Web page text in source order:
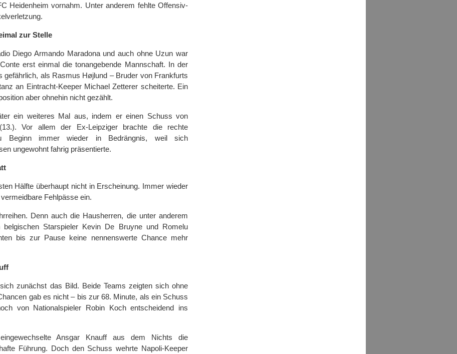
Heidenheim vornahm. Unter anderem fehlte Offensiv-
zur Stelle
Diego Armando Maradona und auch ohne Uzun war
erst einmal die tonangebende Mannschaft. In der
als Rasmus Højlund – Bruder von Frankfurts
an Eintracht-Keeper Michael Zetterer scheiterte. Ein
aber ohnehin nicht gezählt.
ein weiteres Mal aus, indem er einen Schuss von
Vor allem der Ex-Leipziger brachte die rechte
Beginn immer wieder in Bedrängnis, weil sich
ungewohnt fahrig präsentierte.
Hälfte überhaupt nicht in Erscheinung. Immer wieder
Fehlpässe ein.
Denn auch die Hausherren, die unter anderem
belgischen Starspieler Kevin De Bruyne und Romelu
bis zur Pause keine nennenswerte Chance mehr
zunächst das Bild. Beide Teams zeigten sich ohne
gab es nicht – bis zur 68. Minute, als ein Schuss
von Nationalspieler Robin Koch entscheidend ins
Ansgar Knauff aus dem Nichts die
Führung. Doch den Schuss wehrte Napoli-Keeper